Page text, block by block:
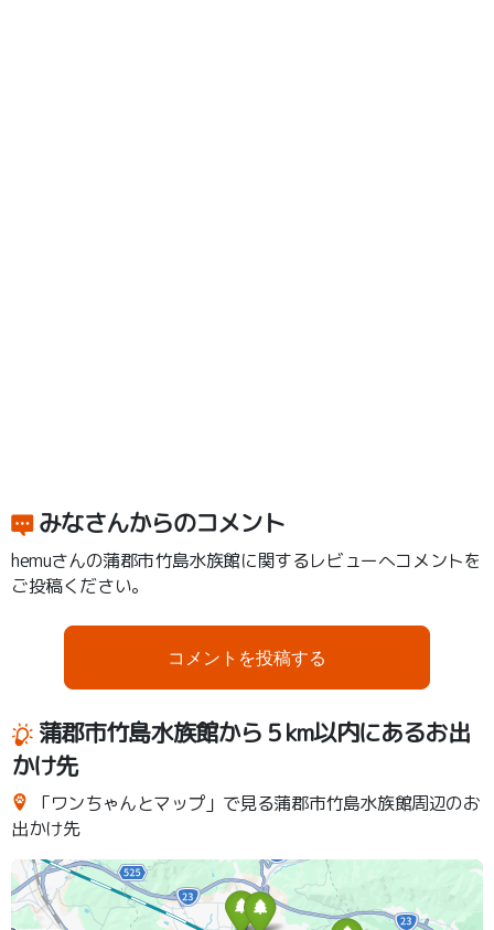
みなさんからのコメント
hemuさんの蒲郡市竹島水族館に関するレビューへコメントを
ご投稿ください。
コメントを投稿する
蒲郡市竹島水族館から５km以内にあるお出
かけ先
「ワンちゃんとマップ」で見る蒲郡市竹島水族館周辺のお
出かけ先